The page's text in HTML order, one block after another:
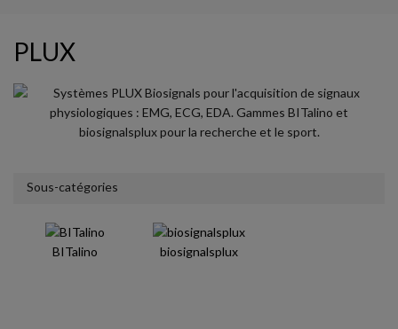
PLUX
Sous-catégories
BITalino biosignalsplux